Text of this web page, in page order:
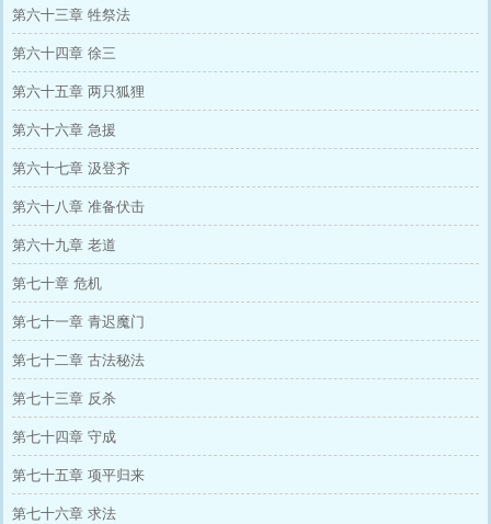
第六十三章 牲祭法
第六十四章 徐三
第六十五章 两只狐狸
第六十六章 急援
第六十七章 汲登齐
第六十八章 准备伏击
第六十九章 老道
第七十章 危机
第七十一章 青迟魔门
第七十二章 古法秘法
第七十三章 反杀
第七十四章 守成
第七十五章 项平归来
第七十六章 求法